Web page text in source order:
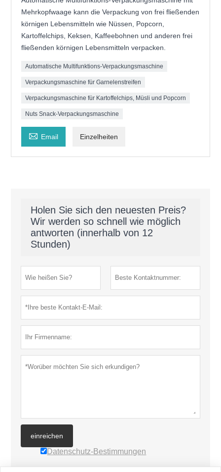
Mehrkopfwaage kann die Verpackung von frei fließenden
körnigen Lebensmitteln wie Nüssen, Popcorn,
Kartoffelchips, Keksen, Kaffeebohnen und anderen frei
fließenden körnigen Lebensmitteln verpacken.
Automatische Multifunktions-Verpackungsmaschine
Verpackungsmaschine für Garnelenstreifen
Verpackungsmaschine für Kartoffelchips, Müsli und Popcorn
Nuts Snack-Verpackungsmaschine
 Email Einzelheiten
Holen Sie sich den neuesten Preis?
Wir werden so schnell wie möglich
antworten (innerhalb von 12
Stunden)
einreichen
Datenschutz-Bestimmungen